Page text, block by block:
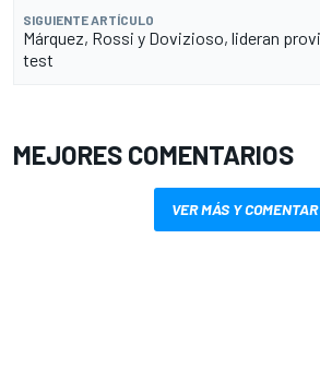
SIGUIENTE ARTÍCULO
Márquez, Rossi y Dovizioso, lideran
test
MEJORES COMENTARIOS
VER MÁS Y COMENTAR